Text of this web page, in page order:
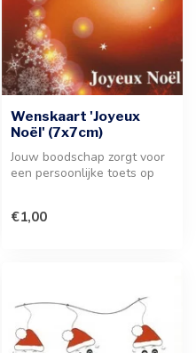
Wenskaart 'Joyeux
Noël' (7x7cm)
Jouw boodschap zorgt voor
een persoonlijke toets op
€1,00